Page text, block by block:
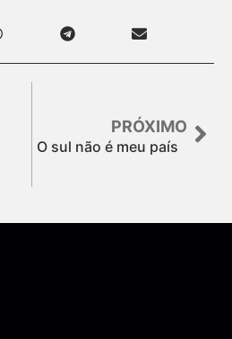
PRÓXIMO
O sul não é meu país